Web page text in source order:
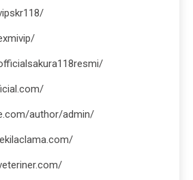
author/admin/